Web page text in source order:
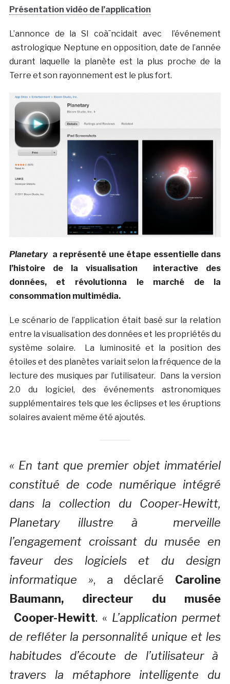
Présentation vidéo de l’application
L’annonce de la SI coà¯ncidait avec l’événement
astrologique Neptune en opposition, date de l’année
durant laquelle la planète est la plus proche de la
Terre et son rayonnement est le plus fort.
Planetarya représenté une étape essentielle dans
l’histoire de la visualisation interactive des
données, et révolutionna le marché de la
consommation multimédia.
Le scénario de l’application était basé sur la relation
entre la visualisation des données et les propriétés du
système solaire. La luminosité et la position des
étoiles et des planètes variait selon la fréquence de la
lecture des musiques par l’utilisateur. Dans la version
2.0 du logiciel, des événements astronomiques
supplémentaires tels que les éclipses et les éruptions
solaires avaient même été ajoutés.
« En tant que premier objet immatériel
constitué de code numérique intégré
dans la collection du Cooper-Hewitt,
Planetary illustre à merveille
l’engagement croissant du musée en
faveur des logiciels et du design
informatique », a déclaré Caroline
Baumann, directeur du musée
Cooper-Hewitt. « L’application permet
de refléter la personnalité unique et les
habitudes d’écoute de l’utilisateur à
travers la métaphore intelligente du